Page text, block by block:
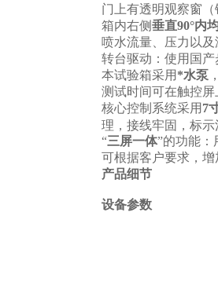
门上有透明观察窗
箱内右侧垂直90°内
喷水流量、压力以
转台驱动：使用国
本试验箱采用 *水泵
测试时间可在触控屏
核心控制系统采用 7
理，接线牢固，标示
“三屏一体”的功能：
可根据客户要求，
产品细节
设备参数